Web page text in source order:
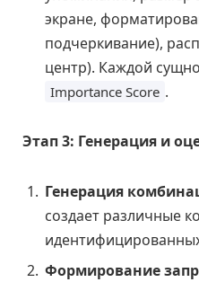
экране,
подчеркивание),
центр). Каждой
Importance Score .
Этап 3: Генерация и
Генерация
создает различные
Формирование